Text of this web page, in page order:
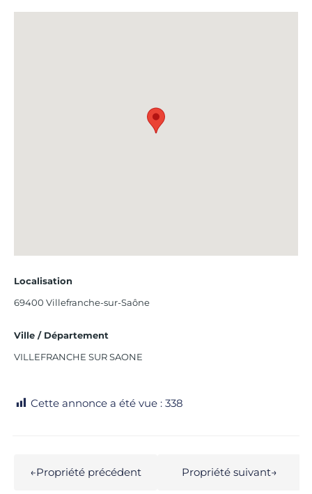
Localisation
69400 Villefranche-sur-Saône
Ville / Département
VILLEFRANCHE SUR SAONE
Cette annonce a été vue : 338
←Propriété précédent Propriété suivant→